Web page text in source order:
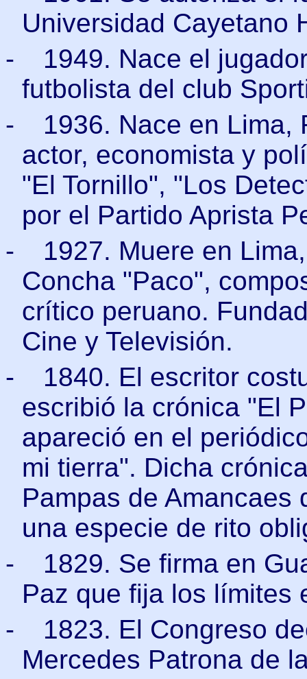
Universidad Cayetano
-
1949. Nace el
futbolista del club
-
1936. Nace en Lima,
actor, economista y
"El Tornillo", "Los
por el Partido Aprista
-
1927. Muere en
Concha "Paco",
crítico peruano.
Cine y Televisión.
-
1840. El escritor
escribió la crónica "El
apareció en el
mi tierra". Dicha
Pampas de
una especie de rito
-
1829. Se firma en
Paz que fija los límites
-
1823. El Congreso
Mercedes Patrona de